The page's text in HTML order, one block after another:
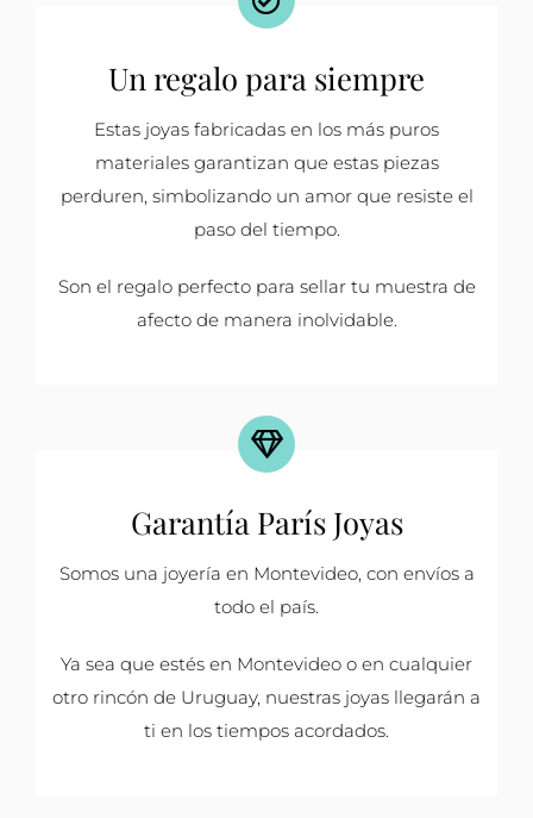
Un regalo para siempre
Estas joyas fabricadas en los más puros
materiales garantizan que estas piezas
perduren, simbolizando un amor que resiste el
paso del tiempo.
Son el regalo perfecto para sellar tu muestra de
afecto de manera inolvidable.
Garantía París Joyas
Somos una joyería en Montevideo, con envíos a
todo el país.
Ya sea que estés en Montevideo o en cualquier
otro rincón de Uruguay, nuestras joyas llegarán a
ti en los tiempos acordados.